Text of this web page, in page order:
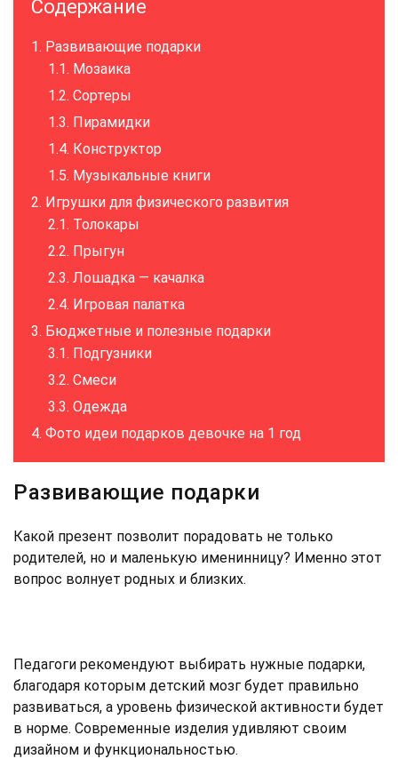
Содержание
Развивающие подарки
Мозаика
Сортеры
Пирамидки
Конструктор
Музыкальные книги
Игрушки для физического развития
Толокары
Прыгун
Лошадка — качалка
Игровая палатка
Бюджетные и полезные подарки
Подгузники
Смеси
Одежда
Фото идеи подарков девочке на 1 год
Развивающие подарки
Какой презент позволит порадовать не только
родителей, но и маленькую именинницу? Именно этот
вопрос волнует родных и близких.
Педагоги рекомендуют выбирать нужные подарки,
благодаря которым детский мозг будет правильно
развиваться, а уровень физической активности будет
в норме. Современные изделия удивляют своим
дизайном и функциональностью.